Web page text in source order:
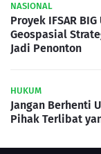
NASIONAL
Proyek IFSAR
Geospasial
Jadi Penonton
HUKUM
Jangan Berhenti
Pihak Terlibat